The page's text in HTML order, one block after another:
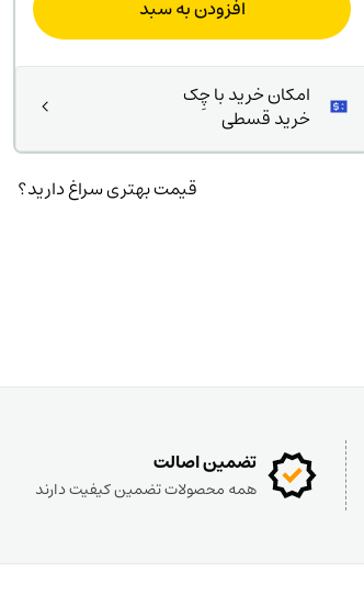
ت
بود.
ت.
افزودن به سبد
امکان خرید با چِک
خرید قسطی
قیمت بهتری سراغ دارید؟
تضمین اصالت
همه محصولات تضمین کیفیت دارند